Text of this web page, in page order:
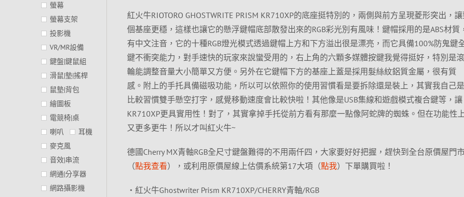
紅火牛RIOTORO GHOSTWRITE PRISM KR710XP的底座挺特別的，兩側與前方呈現菱形突出，
個基座更穩，這樣也讓它的懸浮鍵帽底部散發出來的RGB彩光別有風味！鍵帽採用的是ABS材質
有中文注音，它的十種RGB燈光模式透過鍵帽上方和下方溢出很是漂亮，而它具備100%防鬼鍵
鍵不衝突能力，對手速快的玩家來說蠻受用的，右上角的六顆多媒體按鍵我覺得挺好，特別是滾
輪能調整音量大小簡單又方便。另外在它鍵帽下方的基座上蓋是採用髮絲紋鋁質金屬，很有質
感。附上的手托具備磁吸功能，所以可以依照你的使用習慣看是要拆除還是裝上，其實我自己是
比較習慣雙手懸空打字，感覺移動速度會比較快啦！其他像是USB集線和遊戲模式複合鍵等，讓
KR710XP更具實用性！對了，其實拿掉手托從前方看有那麼一點像阿蛇牌的蜘蛛。但在功能性
又更多更牛！所以才叫紅火牛~
德國Cherry MX青軸RGB全尺寸鍵盤難得的不用兩仟四，大家要好好把握，趕快到全台原價屋門
（點我查看），或利用原價屋線上估價系統第17大項（點我）下單購買啦！
‧紅火牛Ghostwriter Prism KR710XP/CHERRY青軸/RGB
螢幕
螢幕支架
投影機
VR/MR設備
鍵盤|鍵鼠組
滑鼠|墊|搖桿
鼠墊|背包
繪圖板
電競椅|桌
喇叭
耳機
麥克風
音效|串流
網通|分享器
網路攝影機